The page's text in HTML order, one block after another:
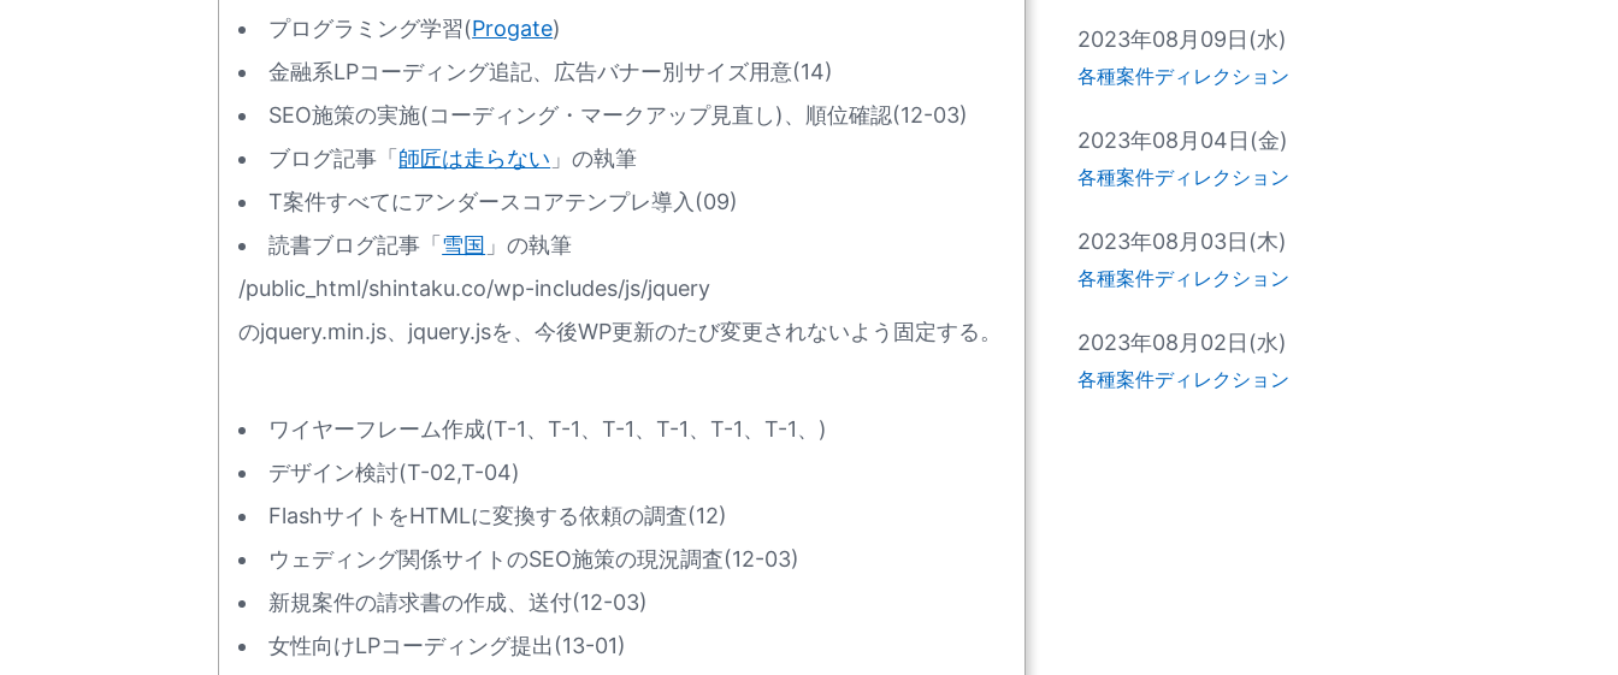
プログラミング学習(Progate)
金融系LPコーディング追記、広告バナー別サイズ用意(14)
SEO施策の実施(コーディング・マークアップ見直し)、順位確認(12-03)
ブログ記事「 師匠は走らない 」の執筆
T案件すべてにアンダースコアテンプレ導入(09)
読書ブログ記事「 雪国 」の執筆
/public_html/shintaku.co/wp-includes/js/jquery
のjquery.min.js、jquery.jsを、今後WP更新のたび変更されないよう固定する。
ワイヤーフレーム作成(T-1、T-1、T-1、T-1、T-1、T-1、)
デザイン検討(T-02,T-04)
FlashサイトをHTMLに変換する依頼の調査(12)
ウェディング関係サイトのSEO施策の現況調査(12-03)
新規案件の請求書の作成、送付(12-03)
女性向けLPコーディング提出(13-01)
2023年08月09日(水)
各種案件ディレクション
2023年08月04日(金)
各種案件ディレクション
2023年08月03日(木)
各種案件ディレクション
2023年08月02日(水)
各種案件ディレクション